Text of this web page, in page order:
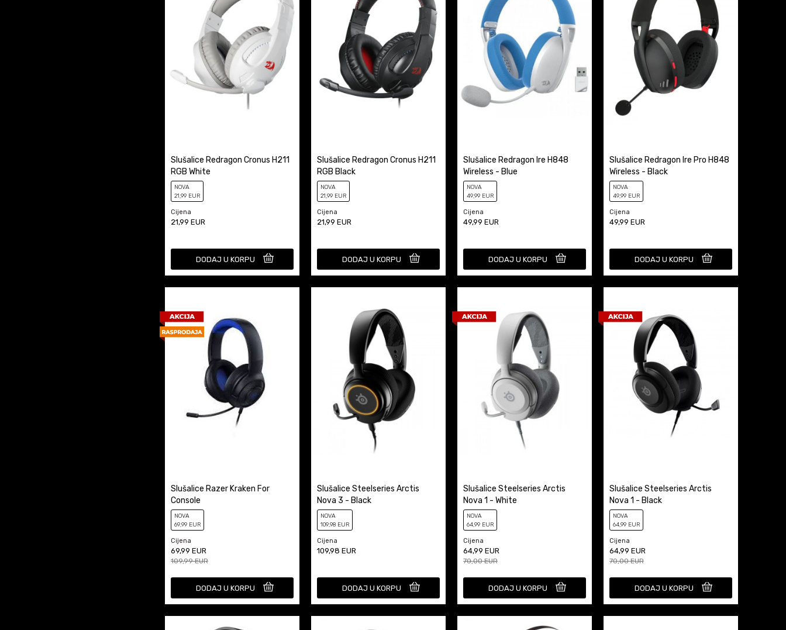
Slušalice Redragon Cronus H211
RGB White
NOVA
21,99 EUR
Cijena
21,99 EUR
DODAJ U KORPU
Slušalice Redragon Cronus H211
RGB Black
NOVA
21,99 EUR
Cijena
21,99 EUR
DODAJ U KORPU
Slušalice Redragon Ire H848
Wireless - Blue
NOVA
49,99 EUR
Cijena
49,99 EUR
DODAJ U KORPU
Slušalice Redragon Ire Pro H848
Wireless - Black
NOVA
49,99 EUR
Cijena
49,99 EUR
DODAJ U KORPU
Slušalice Razer Kraken For
Console
NOVA
69,99 EUR
Cijena
69,99 EUR
109,99EUR
DODAJ U KORPU
Slušalice Steelseries Arctis
Nova 3 - Black
NOVA
109,98 EUR
Cijena
109,98 EUR
DODAJ U KORPU
Slušalice Steelseries Arctis
Nova 1 - White
NOVA
64,99 EUR
Cijena
64,99 EUR
70,00EUR
DODAJ U KORPU
Slušalice Steelseries Arctis
Nova 1 - Black
NOVA
64,99 EUR
Cijena
64,99 EUR
70,00EUR
DODAJ U KORPU